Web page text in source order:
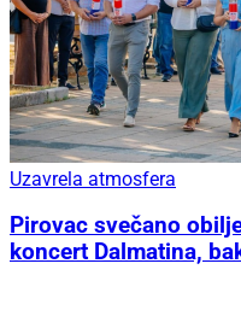
Uzavrela atmosfera
Pirovac svečano
koncert Dalmatina,